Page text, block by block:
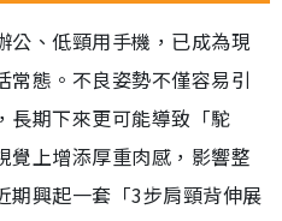
公、低頸用手機，已成為現
常態。不良姿勢不僅容易引
長期下來更可能導致「駝
覺上增添厚重肉感，影響整
期興起一套「3步肩頸背伸展